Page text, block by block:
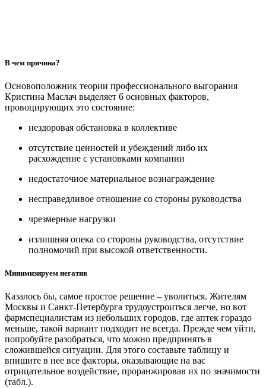
В чем причина?
Основоположник теории профессионального выгорания
Кристина Маслач выделяет 6 основных факторов,
провоцирующих это состояние:
нездоровая обстановка в коллективе
отсутствие ценностей и убеждений либо их
расхождение с установками компании
недостаточное материальное вознаграждение
несправедливое отношение со стороны руководства
чрезмерные нагрузки
излишняя опека со стороны руководства, отсутствие
полномочий при высокой ответственности.
Минимизируем негатив
Казалось бы, самое простое решение – уволиться. Жителям
Москвы и Санкт-Петербурга трудоустроиться легче, но вот
фармспециалистам из небольших городов, где аптек гораздо
меньше, такой вариант подходит не всегда. Прежде чем уйти,
попробуйте разобраться, что можно предпринять в
сложившейся ситуации. Для этого составьте таблицу и
впишите в нее все факторы, оказывающие на вас
отрицательное воздействие, проранжировав их по значимости
(табл.).